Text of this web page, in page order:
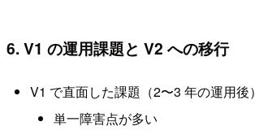
6. V1 の運用課題と V2 への移行
V1 で直面した課題（2〜3 年の運用後）
単一障害点が多い